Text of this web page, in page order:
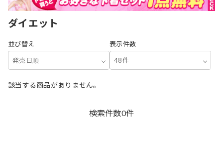
ダイエット
並び替え
発売日順
表示件数
48件
該当する商品がありません。
検索件数0件